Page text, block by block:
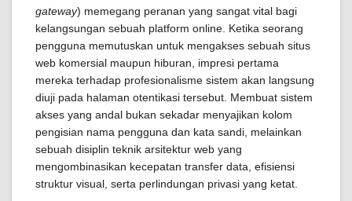
gateway) memegang peranan yang sangat vital bagi
kelangsungan sebuah platform online. Ketika seorang
pengguna memutuskan untuk mengakses sebuah situs
web komersial maupun hiburan, impresi pertama
mereka terhadap profesionalisme sistem akan langsung
diuji pada halaman otentikasi tersebut. Membuat sistem
akses yang andal bukan sekadar menyajikan kolom
pengisian nama pengguna dan kata sandi, melainkan
sebuah disiplin teknik arsitektur web yang
mengombinasikan kecepatan transfer data, efisiensi
struktur visual, serta perlindungan privasi yang ketat.